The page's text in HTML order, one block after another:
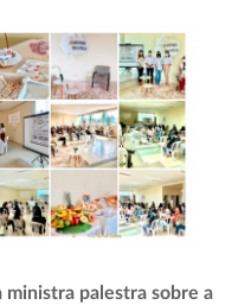
ministra palestra sobre a